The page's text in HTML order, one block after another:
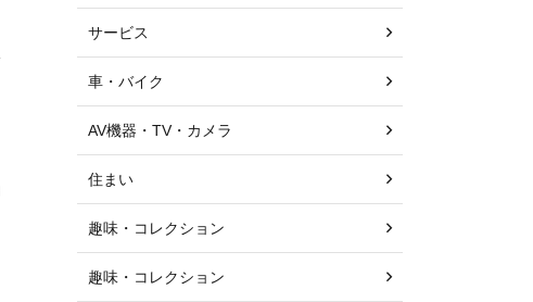
サービス
車・バイク
AV機器・TV・カメラ
住まい
趣味・コレクション
趣味・コレクション